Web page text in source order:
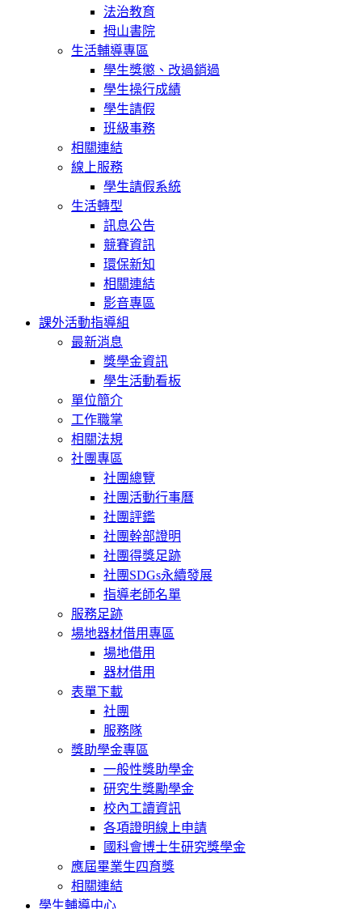
法治教育
拇山書院
生活輔導專區
學生獎懲、改過銷過
學生操行成績
學生請假
班級事務
相關連結
線上服務
學生請假系統
生活轉型
訊息公告
競賽資訊
環保新知
相關連結
影音專區
課外活動指導組
最新消息
獎學金資訊
學生活動看板
單位簡介
工作職掌
相關法規
社團專區
社團總覽
社團活動行事曆
社團評鑑
社團幹部證明
社團得獎足跡
社團SDGs永續發展
指導老師名單
服務足跡
場地器材借用專區
場地借用
器材借用
表單下載
社團
服務隊
獎助學金專區
一般性獎助學金
研究生獎勵學金
校內工讀資訊
各項證明線上申請
國科會博士生研究獎學金
應屆畢業生四育獎
相關連結
學生輔導中心